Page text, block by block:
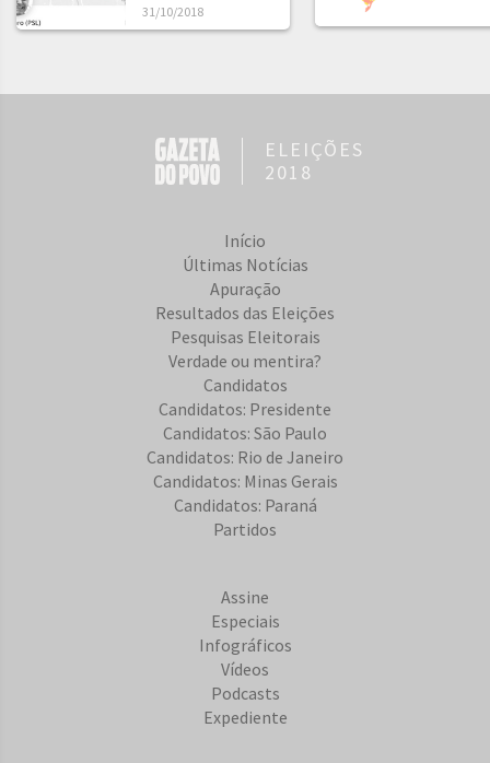
31/10/2018
ELEIÇÕES
2018
Início
Últimas Notícias
Apuração
Resultados das Eleições
Pesquisas Eleitorais
Verdade ou mentira?
Candidatos
Candidatos: Presidente
Candidatos: São Paulo
Candidatos: Rio de Janeiro
Candidatos: Minas Gerais
Candidatos: Paraná
Partidos
Assine
Especiais
Infográficos
Vídeos
Podcasts
Expediente